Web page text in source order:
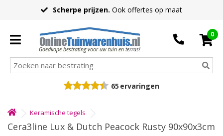
Scherpe prijzen. Ook offertes op maat
Goedkope bestrating voor uw tuin en terras!
0
65 ervaringen
Keramische tegels
Cera3line Lux & Dutch Peacock Rusty 90x90x3cm